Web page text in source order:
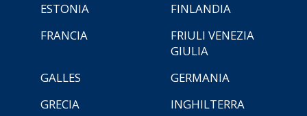
ESTONIA
FINLANDIA
FRANCIA
FRIULI VENEZIA
GIULIA
GALLES
GERMANIA
GRECIA
INGHILTERRA